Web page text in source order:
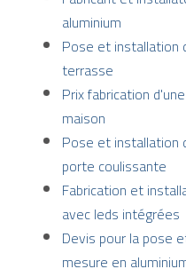
aluminium
Pose et installation
terrasse
Prix fabrication
maison
Pose et installation
porte coulissante
Fabrication et
avec leds intégrées
Devis pour la pose
mesure en